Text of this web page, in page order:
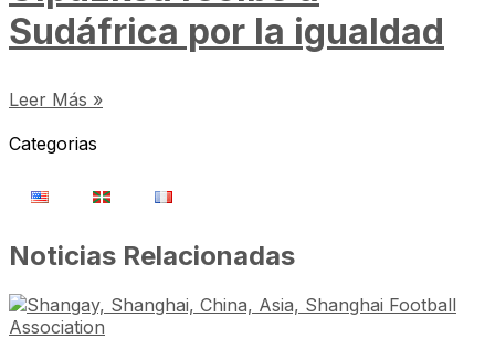
Sudáfrica por la igualdad
Leer Más »
Categorias
Noticias Relacionadas